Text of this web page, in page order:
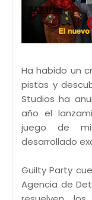
Ha habido un
pistas y
Studios ha
año el
juego de
desarrollado
Guilty Party
Agencia de